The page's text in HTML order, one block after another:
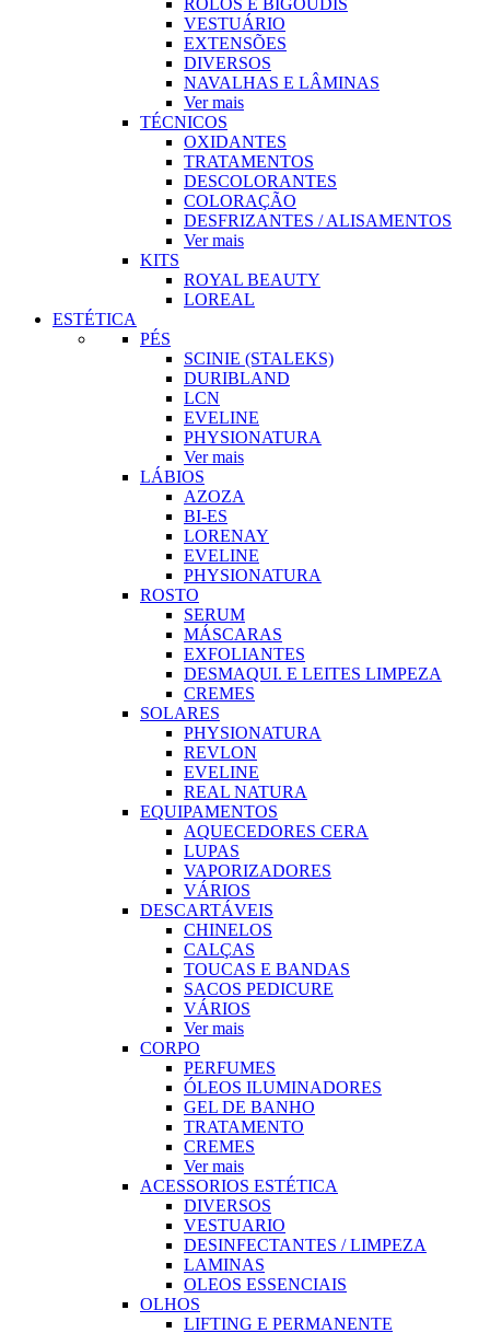
VESTUÁRIO
EXTENSÕES
DIVERSOS
NAVALHAS E LÂMINAS
Ver mais
TÉCNICOS
OXIDANTES
TRATAMENTOS
DESCOLORANTES
COLORAÇÃO
DESFRIZANTES / ALISAMENTOS
Ver mais
KITS
ROYAL BEAUTY
LOREAL
ESTÉTICA
PÉS
SCINIE (STALEKS)
DURIBLAND
LCN
EVELINE
PHYSIONATURA
Ver mais
LÁBIOS
AZOZA
BI-ES
LORENAY
EVELINE
PHYSIONATURA
ROSTO
SERUM
MÁSCARAS
EXFOLIANTES
DESMAQUI. E LEITES LIMPEZA
CREMES
SOLARES
PHYSIONATURA
REVLON
EVELINE
REAL NATURA
EQUIPAMENTOS
AQUECEDORES CERA
LUPAS
VAPORIZADORES
VÁRIOS
DESCARTÁVEIS
CHINELOS
CALÇAS
TOUCAS E BANDAS
SACOS PEDICURE
VÁRIOS
Ver mais
CORPO
PERFUMES
ÓLEOS ILUMINADORES
GEL DE BANHO
TRATAMENTO
CREMES
Ver mais
ACESSORIOS ESTÉTICA
DIVERSOS
VESTUARIO
DESINFECTANTES / LIMPEZA
LAMINAS
OLEOS ESSENCIAIS
OLHOS
LIFTING E PERMANENTE